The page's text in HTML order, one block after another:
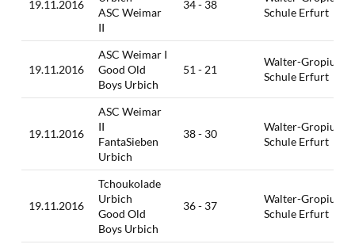
19.11.2016
ASC Weimar
II
34 - 38
Schule Erfurt
19.11.2016
ASC Weimar I
Good Old
Boys Urbich
51 - 21
Walter-Gropius-
Schule Erfurt
19.11.2016
ASC Weimar
II
FantaSieben
Urbich
38 - 30
Walter-Gropius-
Schule Erfurt
19.11.2016
Tchoukolade
Urbich
Good Old
Boys Urbich
36 - 37
Walter-Gropius-
Schule Erfurt